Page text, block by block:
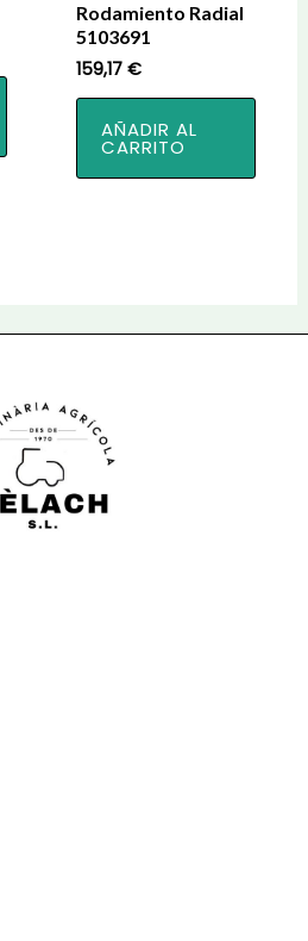
Rodamiento Radial
5103691
159,17€
AÑADIR AL
CARRITO